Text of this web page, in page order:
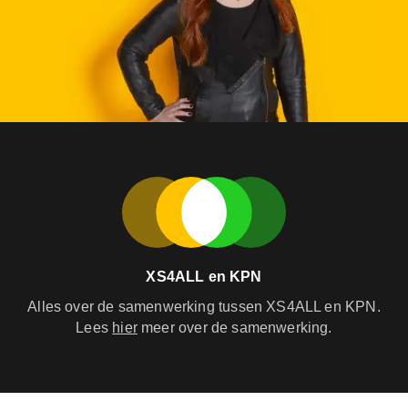
XS4ALL en KPN
Alles over de samenwerking tussen XS4ALL en KPN.
Lees hiermeer over de samenwerking.